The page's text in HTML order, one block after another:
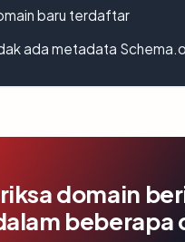
baru terdaftar
ada metadata
domain
beberapa